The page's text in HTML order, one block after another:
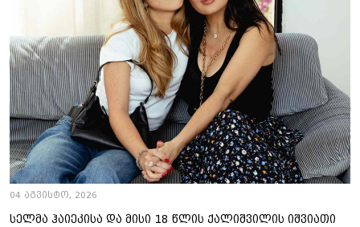
04 აგვისტო, 2026
სელმა ჰაიეკისა და მისი 18 წლის ქალიშვილის იშვიათი